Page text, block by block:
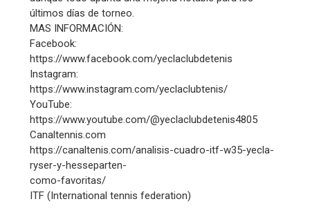
últimos días de torneo.
MAS INFORMACIÓN:
Facebook:
https://www.facebook.com/yeclaclubdetenis
Instagram:
https://www.instagram.com/yeclaclubtenis/
YouTube:
https://www.youtube.com/@yeclaclubdetenis4805
Canaltennis.com
https://canaltenis.com/analisis-cuadro-itf-w35-yecla-
ryser-y-hesseparten-
como-favoritas/
ITF (International tennis federation)